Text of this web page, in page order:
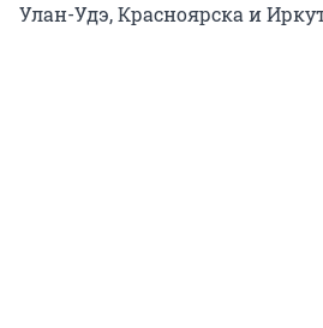
Улан-Удэ, Красноярска и